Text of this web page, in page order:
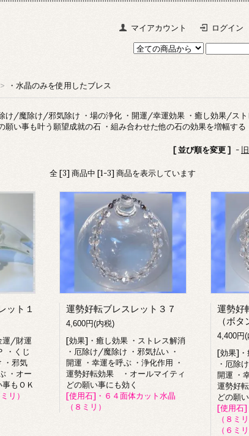
マイアカウント ログイン
> ・水晶のみを使用したブレス
け/魔除け/邪気除け ・場の浄化 ・開運/幸運効果 ・癒し効果/スト
願い事も叶う願望成就の石 ・組み合わせた他の石の効果を増幅する
[ 並び順を変更 ] -
全 [3] 商品中 [1-3] 商品を表示しています
ット１
運/財運
・くじ
・邪気
・オー
もＯＫ
リ）
運勢好転ブレスレット３７
4,600円(内税)
[効果]・癒し効果 ・ストレス解消
・厄除け/魔除け ・邪気払い ・
開運 ・幸運を呼ぶ ・浄化作用 ・
運勢好転効果 ・オールマイティ
どの願い事にも効く
[使用石]・６４面体カット水晶
（８ミリ）
運勢好
（ボ
4,400円(
[効果]・
・厄除
開運 ・
運勢好
どの願
[使用石]
（８ミ
（６ミリ